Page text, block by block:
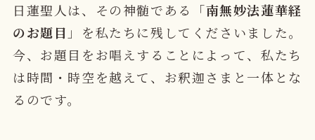
日蓮聖人は、その神髄である「南無妙法蓮華経
のお題目 」を私たちに残してくださいました。
今、お題目をお唱えすることによって、私たち
は時間・時空を越えて、お釈迦さまと一体とな
るのです。